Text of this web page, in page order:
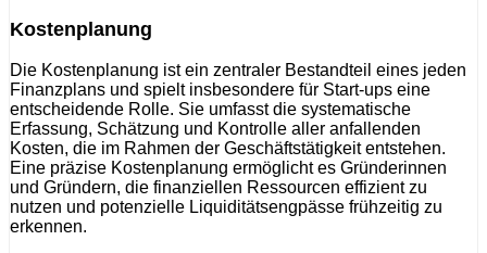
Kostenplanung
Die Kostenplanung ist ein zentraler Bestandteil eines jeden
Finanzplans und spielt insbesondere für Start-ups eine
entscheidende Rolle. Sie umfasst die systematische
Erfassung, Schätzung und Kontrolle aller anfallenden
Kosten, die im Rahmen der Geschäftstätigkeit entstehen.
Eine präzise Kostenplanung ermöglicht es Gründerinnen
und Gründern, die finanziellen Ressourcen effizient zu
nutzen und potenzielle Liquiditätsengpässe frühzeitig zu
erkennen.